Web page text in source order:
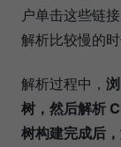
户单击这些链
解析比较慢的
解析过程中，
树，然后解析
树构建完成后